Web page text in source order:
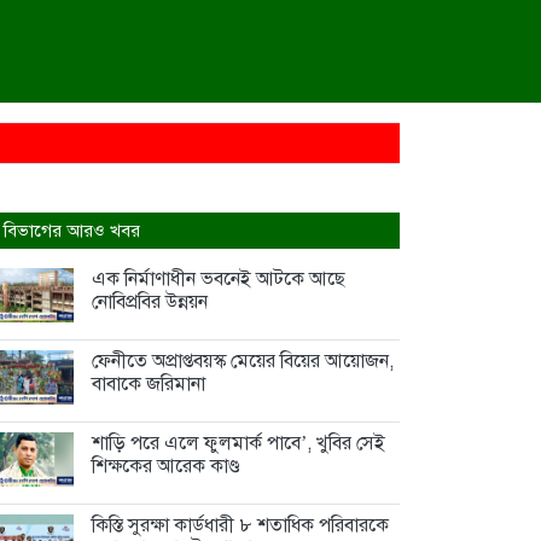
জয়গান
বাবাকে জরিমানা
পরিবারকে সহায়তা ওয়ালটন প্লাজার
আরও খবর
এক নির্মাণাধীন ভবনেই আটকে আছে
নোবিপ্রবির উন্নয়ন
ফেনীতে অপ্রাপ্তবয়স্ক মেয়ের বিয়ের আয়োজন,
বাবাকে জরিমানা
শাড়ি পরে এলে ফুলমার্ক পাবে’, খুবির সেই
শিক্ষকের আরেক কাণ্ড
কিস্তি সুরক্ষা কার্ডধারী ৮ শতাধিক পরিবারকে